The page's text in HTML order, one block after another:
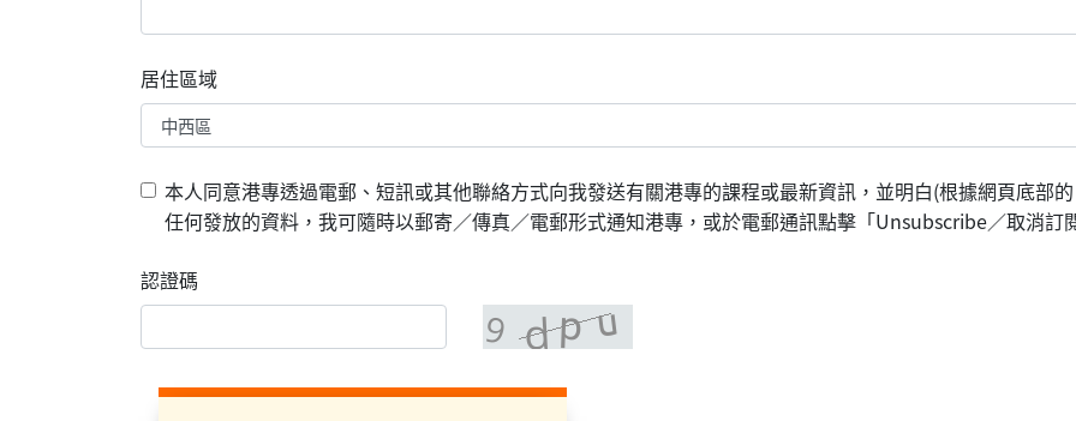
居住區域
本人同意港專透過電郵、短訊或其他聯絡方式向我發送有關港專的課程或最新資訊，並明白(根據網頁底部
任何發放的資料，我可隨時以郵寄／傳真／電郵形式通知港專，或於電郵通訊點擊「Unsubscribe／取消訂
認證碼